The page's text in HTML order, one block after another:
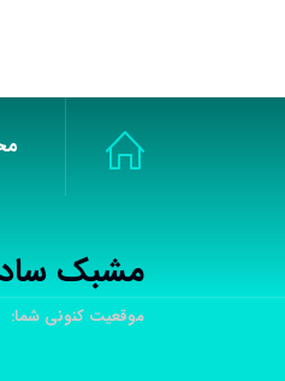
مشبک
موقعیت کنونی شما: